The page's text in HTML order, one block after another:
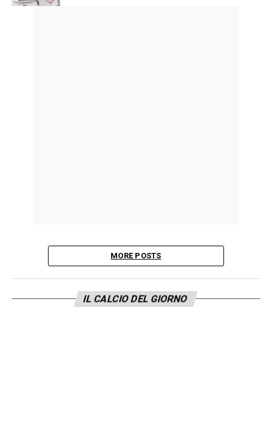
MORE POSTS
IL CALCIO DEL GIORNO